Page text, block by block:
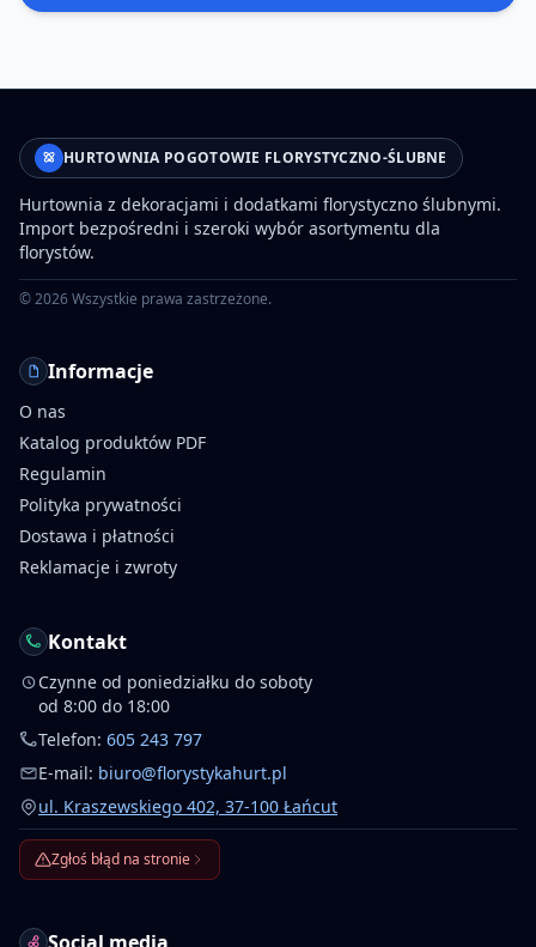
HURTOWNIA POGOTOWIE FLORYSTYCZNO-ŚLUBNE
Hurtownia z dekoracjami i dodatkami florystyczno ślubnymi.
Import bezpośredni i szeroki wybór asortymentu dla
florystów.
©2026Wszystkie prawa zastrzeżone.
Informacje
O nas
Katalog produktów PDF
Regulamin
Polityka prywatności
Dostawa i płatności
Reklamacje i zwroty
Kontakt
Czynne od poniedziałku do soboty
od 8:00 do 18:00
Telefon: 605 243 797
E-mail: biuro@florystykahurt.pl
ul. Kraszewskiego 402, 37-100 Łańcut
Zgłoś błąd na stronie